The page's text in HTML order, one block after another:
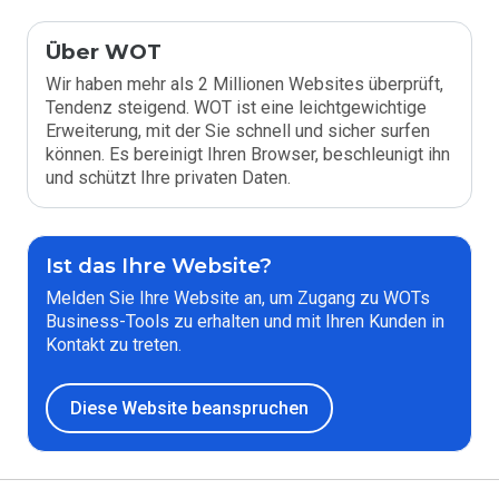
Über WOT
Wir haben mehr als 2 Millionen Websites überprüft,
Tendenz steigend. WOT ist eine leichtgewichtige
Erweiterung, mit der Sie schnell und sicher surfen
können. Es bereinigt Ihren Browser, beschleunigt ihn
und schützt Ihre privaten Daten.
Ist das Ihre Website?
Melden Sie Ihre Website an, um Zugang zu WOTs
Business-Tools zu erhalten und mit Ihren Kunden in
Kontakt zu treten.
Diese Website beanspruchen